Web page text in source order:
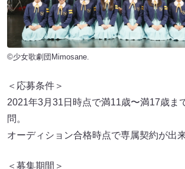
©少女歌劇団Mimosane.
＜応募条件＞
2021年3月31日時点で満11歳〜満17歳ま
問。
オーディション合格時点で専属契約が出来
＜募集期間＞